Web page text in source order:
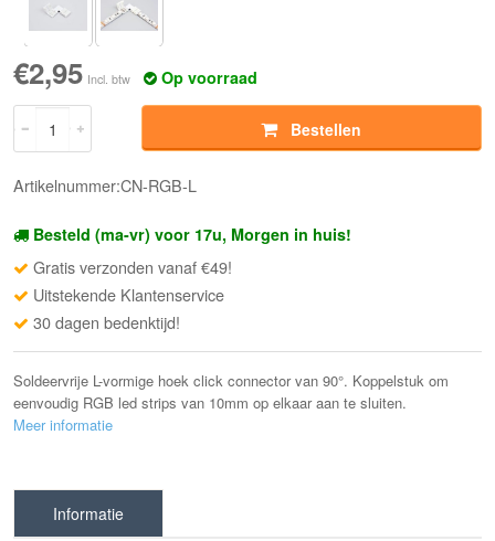
€2,95 Incl. btw Op voorraad
Bestellen
Artikelnummer:CN-RGB-L
Besteld (ma-vr) voor 17u, Morgen in huis!
Gratis verzonden vanaf €49!
Uitstekende Klantenservice
30 dagen bedenktijd!
Soldeervrije L-vormige hoek click connector van 90°. Koppelstuk om
eenvoudig RGB led strips van 10mm op elkaar aan te sluiten.
Meer informatie
Informatie